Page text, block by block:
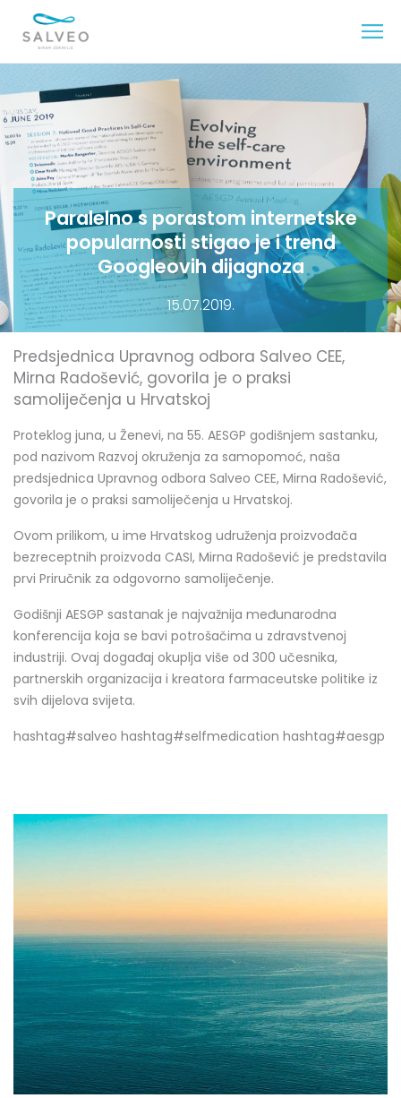
Paralelno s porastom internetske
popularnosti stigao je i trend
Googleovih dijagnoza
15.07.2019.
Predsjednica Upravnog odbora Salveo CEE,
Mirna Radošević, govorila je o praksi
samoliječenja u Hrvatskoj
Proteklog juna, u Ženevi, na 55. AESGP godišnjem sastanku,
pod nazivom Razvoj okruženja za samopomoć, naša
predsjednica Upravnog odbora Salveo CEE, Mirna Radošević,
govorila je o praksi samoliječenja u Hrvatskoj.
Ovom prilikom, u ime Hrvatskog udruženja proizvođača
bezreceptnih proizvoda CASI, Mirna Radošević je predstavila
prvi Priručnik za odgovorno samoliječenje.
Godišnji AESGP sastanak je najvažnija međunarodna
konferencija koja se bavi potrošačima u zdravstvenoj
industriji. Ovaj događaj okuplja više od 300 učesnika,
partnerskih organizacija i kreatora farmaceutske politike iz
svih dijelova svijeta.
hashtag#salveo hashtag#selfmedication hashtag#aesgp